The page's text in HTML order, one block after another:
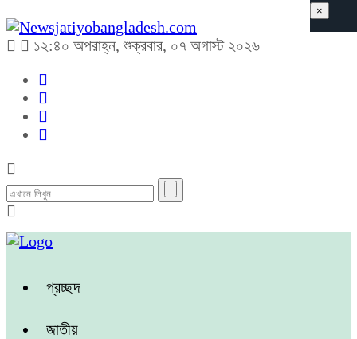
১২:৪০ অপরাহ্ন, শুক্রবার, ০৭ অগাস্ট ২০২৬
প্রচ্ছদ
জাতীয়
×